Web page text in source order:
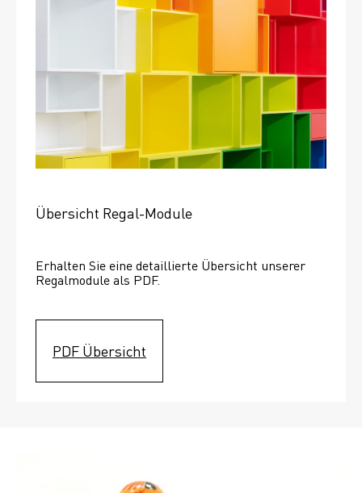
Übersicht Regal-Module
Erhalten Sie eine detaillierte Übersicht unserer
Regalmodule als PDF.
PDF Übersicht